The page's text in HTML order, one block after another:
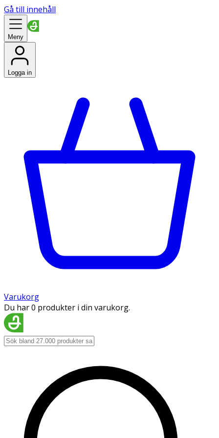
Gå till innehåll
Meny
Logga in
Varukorg
Du har 0 produkter i din varukorg.